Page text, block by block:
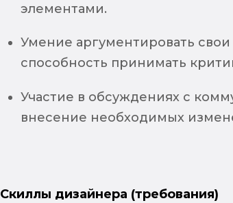
элементами.
Умение аргументировать
способность принимать
Участие в обсуждениях с
внесение необходимых
Скиллы дизайнера (требования)